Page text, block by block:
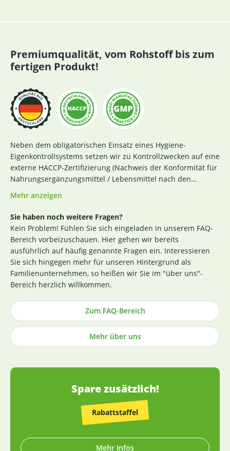
Premiumqualität, vom Rohstoff bis zum
fertigen Produkt!
Neben dem obligatorischen Einsatz eines Hygiene-
Eigenkontrollsystems setzen wir zu Kontrollzwecken auf eine
externe HACCP-Zertifizierung (Nachweis der Konformität für
Nahrungsergänzungsmittel / Lebensmittel nach den
Richtlinien des Codex Alimentarius und der Verordnung EG
Nr. 852 / 2004 des Europäischen Parlaments). Das aktuelle
Zertifikat finden Siehier
. Darüber hinaus beginnt für uns
die Sicherstellung einer erstklassigen Produktqualität
bereits bei der strengen Durchleuchtung und Auswahl
unserer (Rohstoff-)Lieferanten. Die Produktion nach GMP-
Richtlinie ist hierbei ein wichtiges Kriterium. Losgelöst von
den Tests der Hersteller untersuchen wir zusätzlich, ohne
rechtlich dazu verpflichtet zu sein, einen Großteil der
weisen dies durch die Veröffentlichung entsprechender
Zertifikate nach (im Regelfall direkt an der
Produktbeschreibung). Die Herstellung von Kapseln und
Tabletten sowie die Abfüllung praktisch aller Produkte
erfolgt in Deutschland (die wenigen Ausnahmen sind
Mehr anzeigen
Sie haben noch weitere Fragen?
Kein Problem! Fühlen Sie sich eingeladen in unserem FAQ-
Bereich vorbeizuschauen. Hier gehen wir bereits
ausführlich auf häufig genannte Fragen ein. Interessieren
Sie sich hingegen mehr für unseren Hintergrund als
Familienunternehmen, so heißen wir Sie im "über uns"-
Bereich herzlich willkommen.
Zum FAQ-Bereich
Mehr über uns
Spare zusätzlich!
Rabattstaffel
Mehr Infos